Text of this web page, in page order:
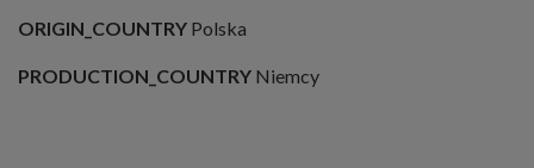
ORIGIN_COUNTRY Polska
PRODUCTION_COUNTRY Niemcy